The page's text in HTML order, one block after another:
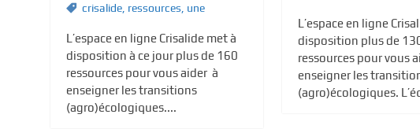
crisalide ressources une
L’espace en ligne Crisalide met à
disposition à ce jour plus de 160
ressources pour vous aider à
enseigner les transitions
(agro)écologiques....
L’espace en ligne
disposition plus de
ressources pour vous
enseigner les
(agro)écologiques.